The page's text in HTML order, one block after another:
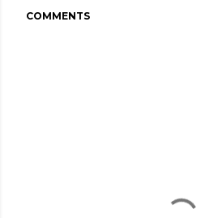
COMMENTS